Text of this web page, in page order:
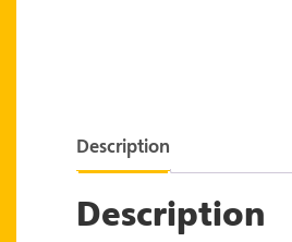
Description
Description